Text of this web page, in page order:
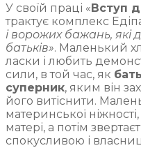
У своїй праці «Вступ
трактує комплекс
і ворожих бажань, які
батьків». Маленький
ласки і любить
сили, в той час, як
суперник, яким він
його витіснити.
материнської
матері, а потім
спокусливою і